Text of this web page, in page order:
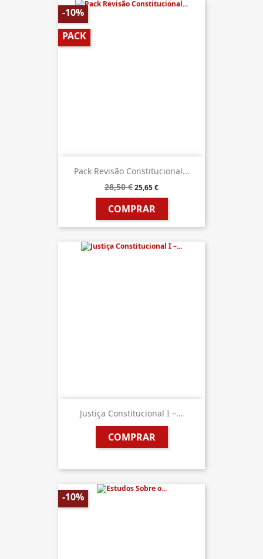
Pack Revisão Constitucional...
28,50 €25,65 €
COMPRAR
-10%
PACK
Justiça Constitucional I –...
COMPRAR
-10%